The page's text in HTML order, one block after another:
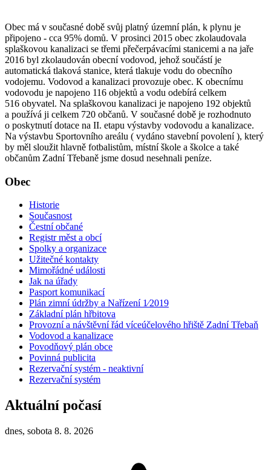
Obec má v současné době svůj platný územní plán, k plynu je
připojeno - cca 95% domů. V prosinci 2015 obec zkolaudovala
splaškovou kanalizaci se třemi přečerpávacími stanicemi a na jaře
2016 byl zkolaudován obecní vodovod, jehož součástí je
automatická tlaková stanice, která tlakuje vodu do obecního
vodojemu. Vodovod a kanalizaci provozuje obec. K obecnímu
vodovodu je napojeno 116 objektů a vodu odebírá celkem
516 obyvatel. Na splaškovou kanalizaci je napojeno 192 objektů
a používá ji celkem 720 občanů. V současné době je rozhodnuto
o poskytnutí dotace na II. etapu výstavby vodovodu a kanalizace.
Na výstavbu Sportovního areálu ( vydáno stavební povolení ), který
by měl sloužit hlavně fotbalistům, místní škole a školce a také
občanům Zadní Třebaně jsme dosud nesehnali peníze.
Obec
Historie
Současnost
Čestní občané
Registr měst a obcí
Spolky a organizace
Užitečné kontakty
Mimořádné události
Jak na úřady
Pasport komunikací
Plán zimní údržby a Nařízení 1⁄2019
Základní plán hřbitova
Provozní a návštěvní řád víceúčelového hřiště Zadní Třebaň
Vodovod a kanalizace
Povodňový plán obce
Povinná publicita
Rezervační systém - neaktivní
Rezervační systém
Aktuální počasí
dnes, sobota 8. 8. 2026